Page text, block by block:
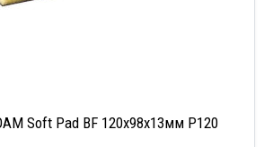
Soft Pad BF 120x98x13мм P120